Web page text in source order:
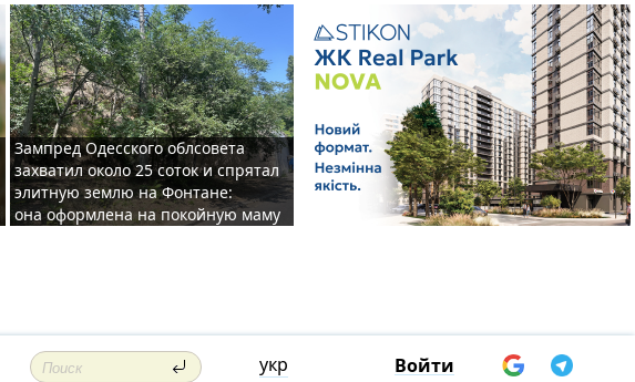
Зампред Одесского облсовета
захватил около 25 соток и спрятал
элитную землю на Фонтане:
она оформлена на покойную маму
укр Войти